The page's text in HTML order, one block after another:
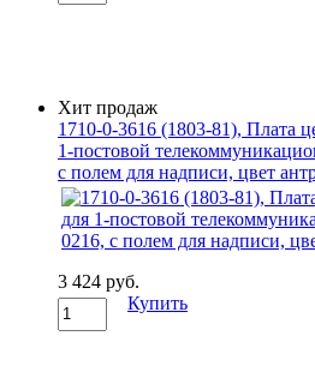
Хит продаж
1710-0-3616 (1803-81), Плата
1-постовой
с полем для надписи, цвет
3 424 руб.
Купить